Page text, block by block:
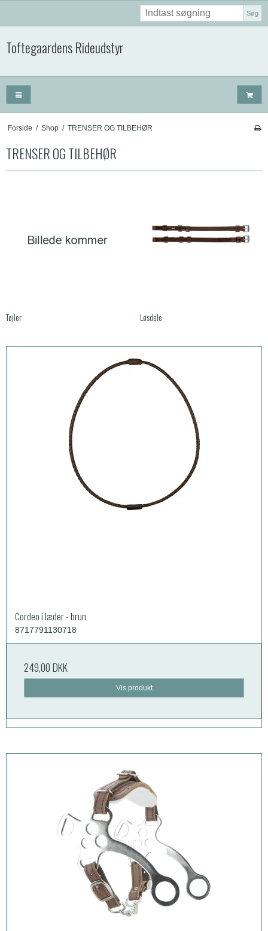
Søg
Toftegaardens Rideudstyr
Forside / Shop / TRENSER OG TILBEHØR
TRENSER OG TILBEHØR
Tøjler Løsdele
Cordeo i læder - brun
8717791130718
249,00 DKK
Vis produkt